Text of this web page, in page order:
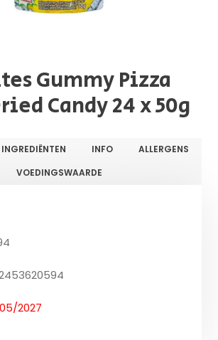
Gummy Pizza
Candy 24 x 50g
INGREDIËNTEN INFO
ALLERGENS
VOEDINGSWAARDE
2027